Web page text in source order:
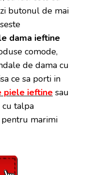
butonul de mai
dama ieftine
comode,
de dama cu
ce sa porti in
piele ieftine sau
cu talpa
marimi